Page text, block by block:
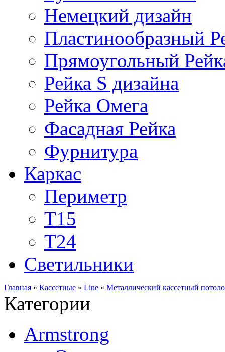
Немецкий дизайн
Пластинообразный
Прямоугольный
Рейка S дизайна
Рейка Омега
Фасадная Рейка
Фурнитура
Каркас
Периметр
Т15
Т24
Светильники
Главная » Кассетные » Line » Металлический кассетный
Категории
Armstrong